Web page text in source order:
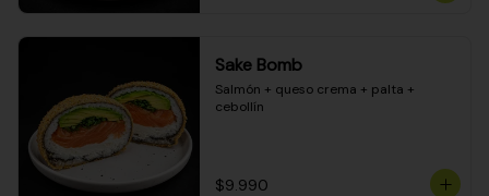
Sake Bomb
Salmón + queso crema + palta +
cebollín
$9.990